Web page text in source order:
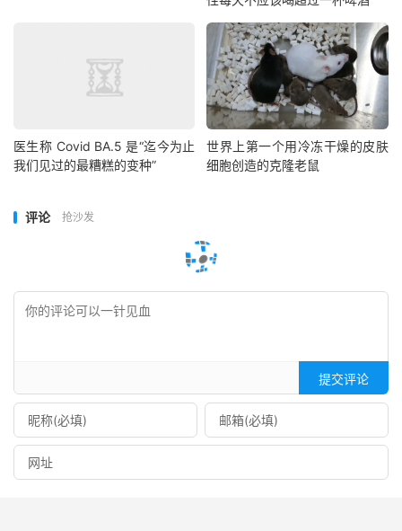
医生称 Covid BA.5 是“迄今为止
我们见过的最糟糕的变种”
世界上第一个用冷冻干燥的皮肤
细胞创造的克隆老鼠
评论 抢沙发
提交评论